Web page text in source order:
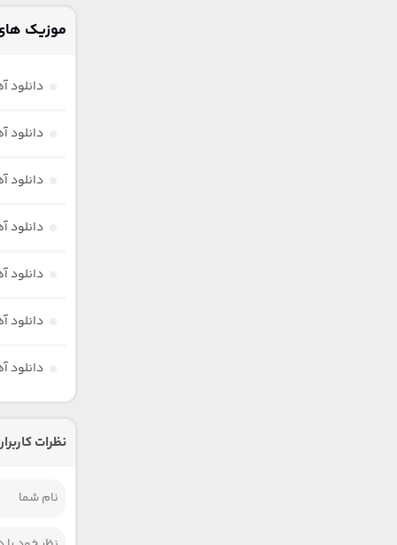
موزیک
دانلود
دانلود
دانلود
دانلود
دانلود
دانلود
دانلود
نظرات